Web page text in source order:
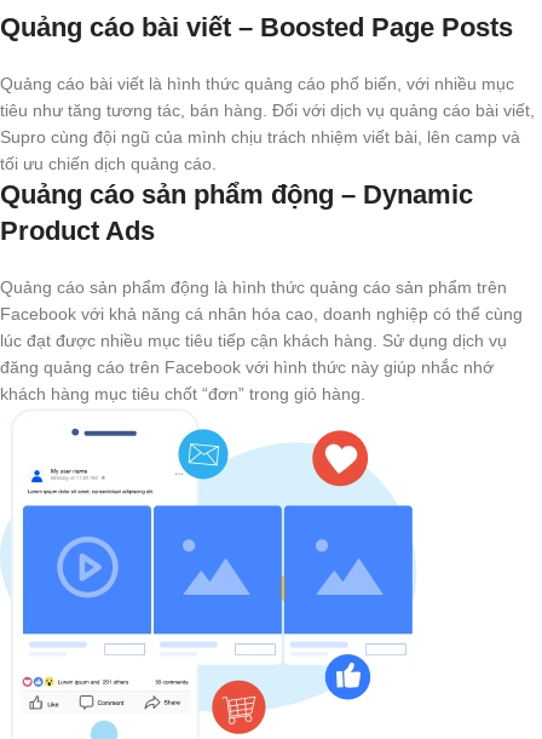
Quảng cáo bài viết – Boosted Page Posts
Quảng cáo bài viết là hình thức quảng cáo phổ biến, với nhiều mục
tiêu như tăng tương tác, bán hàng. Đối với dịch vụ quảng cáo bài viết,
Supro cùng đội ngũ của mình chịu trách nhiệm viết bài, lên camp và
tối ưu chiến dịch quảng cáo.
Quảng cáo sản phẩm động – Dynamic
Product Ads
Quảng cáo sản phẩm động là hình thức quảng cáo sản phẩm trên
Facebook với khả năng cá nhân hóa cao, doanh nghiệp có thể cùng
lúc đạt được nhiều mục tiêu tiếp cận khách hàng. Sử dụng dịch vụ
đăng quảng cáo trên Facebook với hình thức này giúp nhắc nhớ
khách hàng mục tiêu chốt “đơn” trong giỏ hàng.